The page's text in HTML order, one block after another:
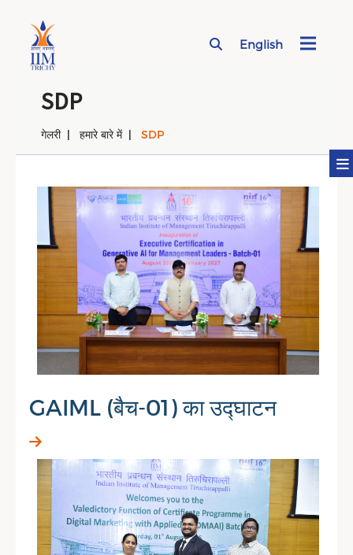
English
Page Top Menu
SDP
गेलरी हमारे बारे में SDP
GAIML (बैच-01) का उद्घाटन